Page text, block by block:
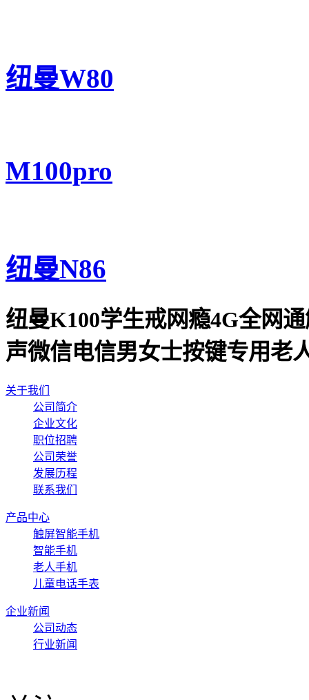
纽曼W80
M100pro
纽曼N86
纽曼K100学生戒网瘾4G全网
声微信电信男女士按键专用老
关于我们
公司简介
企业文化
职位招聘
公司荣誉
发展历程
产品中心
触屏智能手机
智能手机
老人手机
企业新闻
公司动态